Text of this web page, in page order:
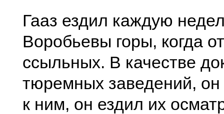
Гааз ездил каждую
Воробьевы горы, когда
ссыльных. В качестве
тюремных заведений, он
к ним, он ездил их